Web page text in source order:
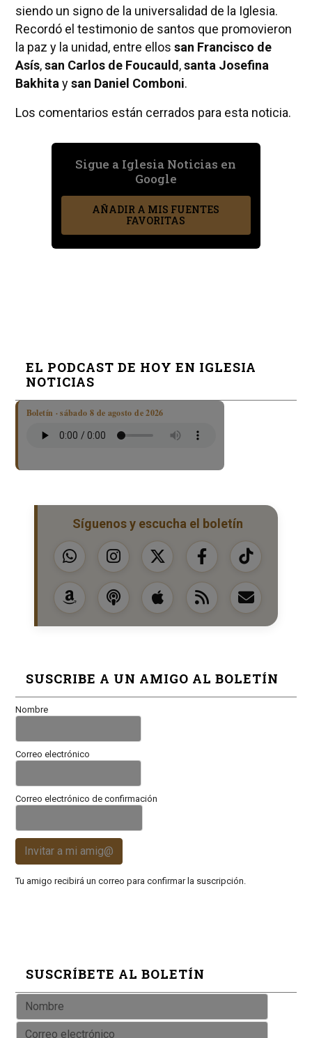
siendo un signo de la universalidad de la Iglesia.
Recordó el testimonio de santos que promovieron
la paz y la unidad, entre ellos san Francisco de
Asís,san Carlos de Foucauld,santa Josefina
Bakhita ysan Daniel Comboni.
Los comentarios están cerrados para esta noticia.
Sigue a Iglesia Noticias en
Google
AÑADIR A MIS FUENTES
FAVORITAS
EL PODCAST DE HOY EN IGLESIA
NOTICIAS
Boletín · sábado 8 de agosto de 2026
Síguenos y escucha el boletín
SUSCRIBE A UN AMIGO AL BOLETÍN
Nombre
Correo electrónico
Correo electrónico de confirmación
Invitar a mi amig@
Tu amigo recibirá un correo para confirmar la suscripción.
SUSCRÍBETE AL BOLETÍN